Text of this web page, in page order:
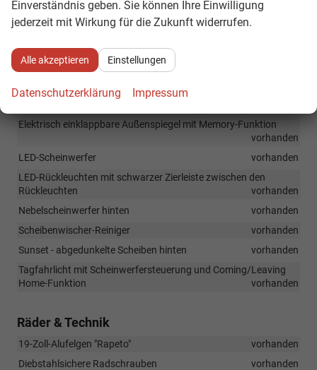
Zentrale Frontairbag
vorhanden
Regen- und Lichtsensor
Außen
Elektrisch einklappbare Außenspiegel mit Memory-Funktion
vorhanden
LED-Scheinwerfer
vorhanden
LED-Rückleuchten mit schwarzer Zierleiste zwischen den
Rückleuchten
vorhanden
Nebelscheinwerfer hinten
vorhanden
Scheibenwischer-Reiniger
vorhanden
Sunset - abgedunkelte Scheiben hinten
vorhanden
Tagfahrlicht mit Scheinwerfersteuerung und Coming/Leaving
Home-Funktion
vorhanden
Räder & Technik
19-Zoll-Alufelgen "Rapeto"
vorhanden
Diebstahlsichere Radschrauben
vorhanden
Einverständnis geben. Sie können Ihre Einwilligung
jederzeit mit Wirkung für die Zukunft widerrufen.
Alle akzeptieren Einstellungen
Datenschutzerklärung Impressum